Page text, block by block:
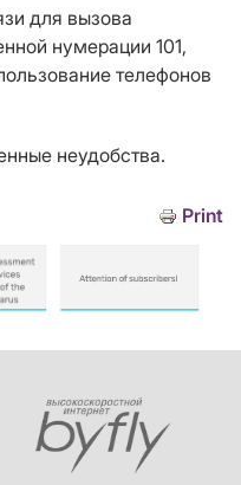
для вызова
нумерации 101,
телефонов
неудобства.
Print